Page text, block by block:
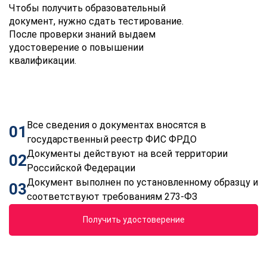
Чтобы получить образовательный
документ, нужно сдать тестирование.
После проверки знаний выдаем
удостоверение о повышении
квалификации.
01 Все сведения о документах вносятся в
государственный реестр ФИС ФРДО
02Документы действуют на всей территории
Российской Федерации
03Документ выполнен по установленному образцу и
соответствуют требованиям 273-ФЗ
Получить удостоверение